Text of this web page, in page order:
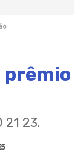
prêmio
23.